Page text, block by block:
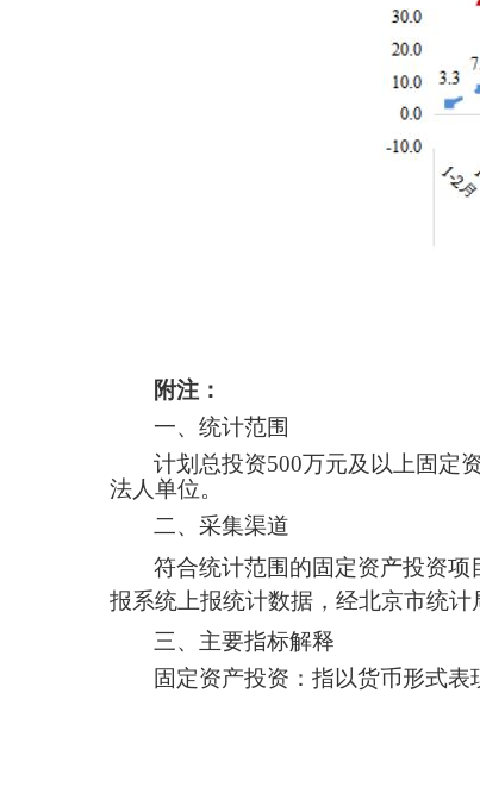
附注：
一、统计范围
计划总投资500万元及以上固定
法人单位。
二、采集渠道
符合统计范围的固定资产投资
报系统上报统计数据 ， 经北京市统计
三、主要指标解释
固定资产投资：指以货币形式